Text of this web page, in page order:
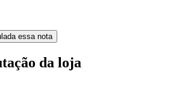
essa nota
da loja